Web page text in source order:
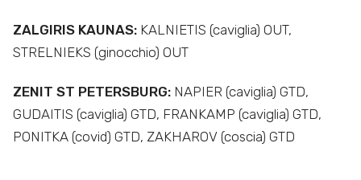
ZALGIRIS KAUNAS: KALNIETIS (caviglia) OUT,
STRELNIEKS (ginocchio) OUT
ZENIT ST PETERSBURG: NAPIER (caviglia) GTD,
GUDAITIS (caviglia) GTD, FRANKAMP (caviglia) GTD,
PONITKA (covid) GTD, ZAKHAROV (coscia) GTD